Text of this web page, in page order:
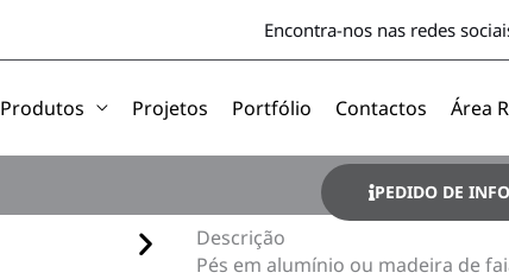
Encontra-nos nas redes
Produtos Projetos Portfólio Contactos Área
PEDIDO DE
Descrição
Pés em alumínio ou madeira de